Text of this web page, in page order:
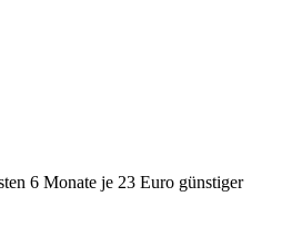
6 Monate je 23 Euro günstiger